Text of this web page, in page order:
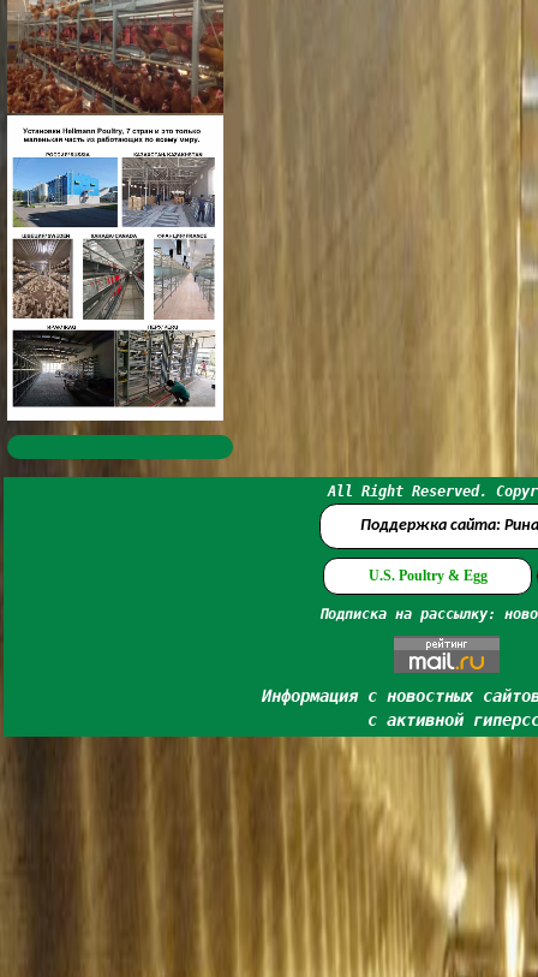
All Right Reserved.
Поддержка сайта:
U.S. Poultry & Egg
Подписка на рассылку:
Информация с новостных
с активной